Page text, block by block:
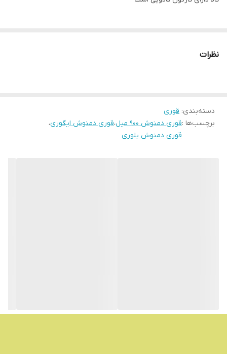
نظرات
دسته‌بندی: قوری
برچسب‌ها :قوری دمنوش 900 میل ،قوری دمنوش ایگوری،
قوری دمنوش بلوری